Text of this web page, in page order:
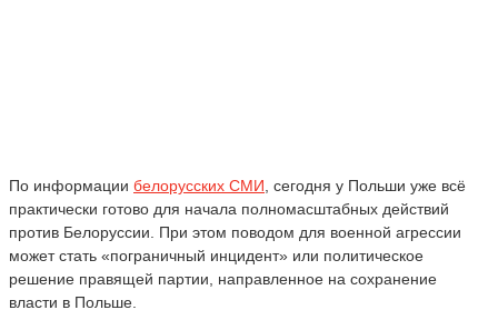
По информации белорусских СМИ , сегодня у Польши уже всё
практически готово для начала полномасштабных действий
против Белоруссии. При этом поводом для военной агрессии
может стать «пограничный инцидент» или политическое
решение правящей партии, направленное на сохранение
власти в Польше.